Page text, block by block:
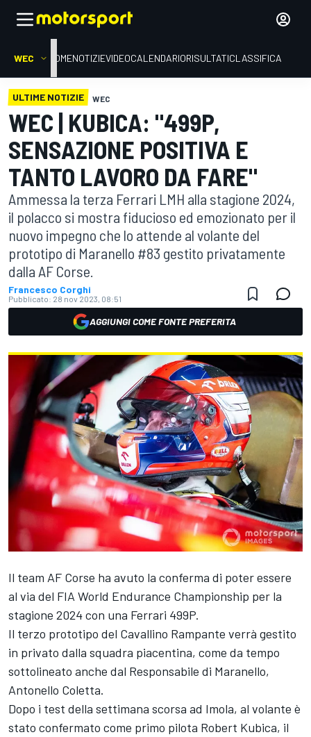
WEC HOMENOTIZIEVIDEOCALENDARIORISULTATICLASSIFICA
ULTIME NOTIZIE WEC
WEC | KUBICA: "499P,
SENSAZIONE POSITIVA E
TANTO LAVORO DA FARE"
Ammessa la terza Ferrari LMH alla stagione 2024,
il polacco si mostra fiducioso ed emozionato per il
nuovo impegno che lo attende al volante del
prototipo di Maranello #83 gestito privatamente
dalla AF Corse.
Francesco Corghi
Pubblicato: 28 nov 2023, 08:51
AGGIUNGI COME FONTE PREFERITA
Il team AF Corse ha avuto la conferma di poter essere
al via del FIA World Endurance Championship per la
stagione 2024 con una Ferrari 499P.
Il terzo prototipo del Cavallino Rampante verrà gestito
in privato dalla squadra piacentina, come da tempo
sottolineato anche dal Responsabile di Maranello,
Antonello Coletta.
Dopo i test della settimana scorsa ad Imola, al volante è
stato confermato come primo pilota Robert Kubica, il